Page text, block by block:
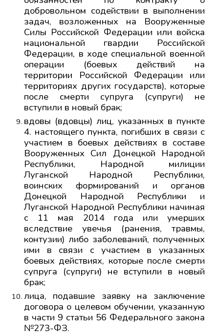
добровольном содействии в выполнении
задач, возложенных на Вооруженные
Силы Российской Федерации или войска
национальной гвардии Российской
Федерации, в ходе специальной военной
операции (боевых действий на
территории Российской Федерации или
территориях других государств), которые
после смерти супруга (супруги) не
вступили в новый брак;
вдовы (вдовцы) лиц, указанных в пункте
4. настоящего пункта, погибших в связи с
участием в боевых действиях в составе
Вооруженных Сил Донецкой Народной
Республики, Народной милиции
Луганской Народной Республики,
воинских формирований и органов
Донецкой Народной Республики и
Луганской Народной Республики начиная
с 11 мая 2014 года или умерших
вследствие увечья (ранения, травмы,
контузии) либо заболеваний, полученных
ими в связи с участием в указанных
боевых действиях, которые после смерти
супруга (супруги) не вступили в новый
брак;
лица, подавшие заявку на заключение
договора о целевом обучении, указанную
в части 9 статьи 56 Федерального закона
№273-ФЗ.